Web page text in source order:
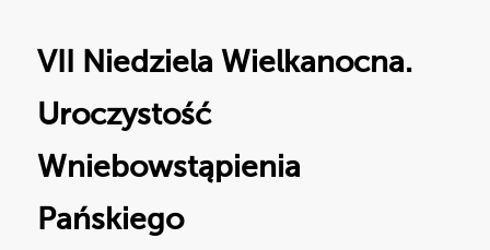
VII Niedziela Wielkanocna.
Uroczystość
Wniebowstąpienia
Pańskiego